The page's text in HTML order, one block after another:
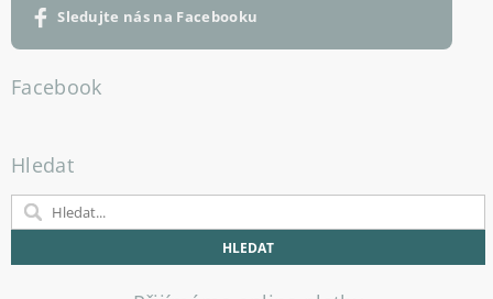
Sledujte nás na Facebooku
Facebook
Hledat